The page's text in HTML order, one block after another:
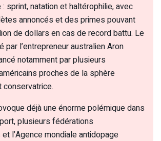
sprint, natation et haltérophilie, avec
annoncés et des primes pouvant
de dollars en cas de record battu. Le
par l’entrepreneur australien Aron
notamment par plusieurs
proches de la sphère
conservatrice.
déjà une énorme polémique dans
plusieurs fédérations
l’Agence mondiale antidopage